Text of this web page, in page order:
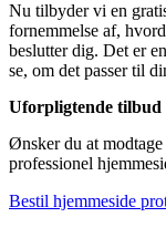
Nu tilbyder vi en
fornemmelse af,
beslutter dig. Det er
se, om det passer til
Uforpligtende tilbud
Ønsker du at
professionel
Bestil hjemmeside